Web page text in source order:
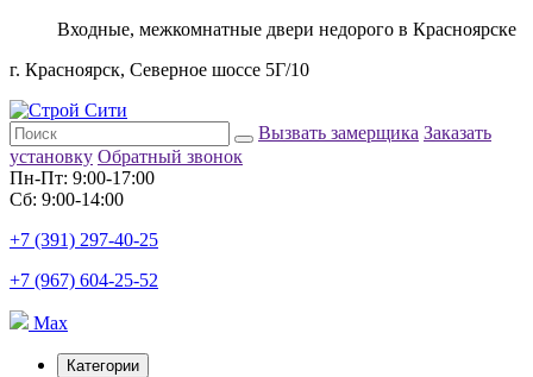
Входные, межкомнатные двери недорого в Красноярске
г. Красноярск, Северное шоссе 5Г/10
Вызвать замерщика Заказать
установку Обратный звонок
Пн-Пт: 9:00-17:00
Сб: 9:00-14:00
+7 (391) 297-40-25
+7 (967) 604-25-52
Max
Категории